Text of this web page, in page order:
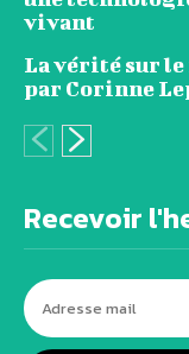
vivant
La vérité sur
par Corinne
Recevoir